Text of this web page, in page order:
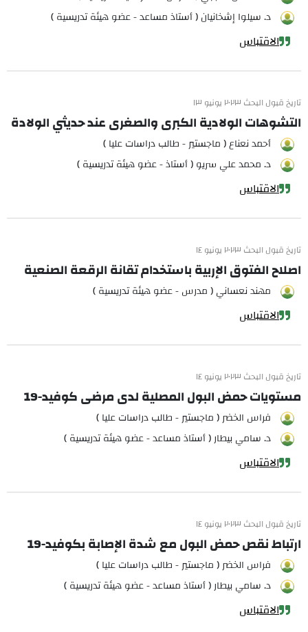
د. سيلوا إشخانيان ( أستاذ مساعد - عضو هيئة تدريسية )
الاقتباس
تاريخ قبول البحث ٢٠٢٣ يونيو ١٣
التشوهات الولادية الكبرى والصغرى عند حديثي الولادة
أحمد نعناع ( ماجستير - طالب دراسات عليا )
د. محمد علي سريو ( أستاذ - عضو هيئة تدريسية )
الاقتباس
تاريخ قبول البحث ٢٠٢٣ يونيو ١٤
اصلاح الفتوق الإربية باستخدام تقانة الرقعة الصنعية
مهند نعساني ( مدرس - عضو هيئة تدريسية )
الاقتباس
تاريخ قبول البحث ٢٠٢٣ يونيو ١٤
مستويات حمض البول المصلية لدى مرضى كوفيد-19
فراس الخضر ( ماجستير - طالب دراسات عليا )
د. سامي بيطار ( أستاذ مساعد - عضو هيئة تدريسية )
الاقتباس
تاريخ قبول البحث ٢٠٢٣ يونيو ١٤
ارتباط نقص حمض البول مع شدة الإصابة بكوفيد-19
فراس الخضر ( ماجستير - طالب دراسات عليا )
د. سامي بيطار ( أستاذ مساعد - عضو هيئة تدريسية )
الاقتباس